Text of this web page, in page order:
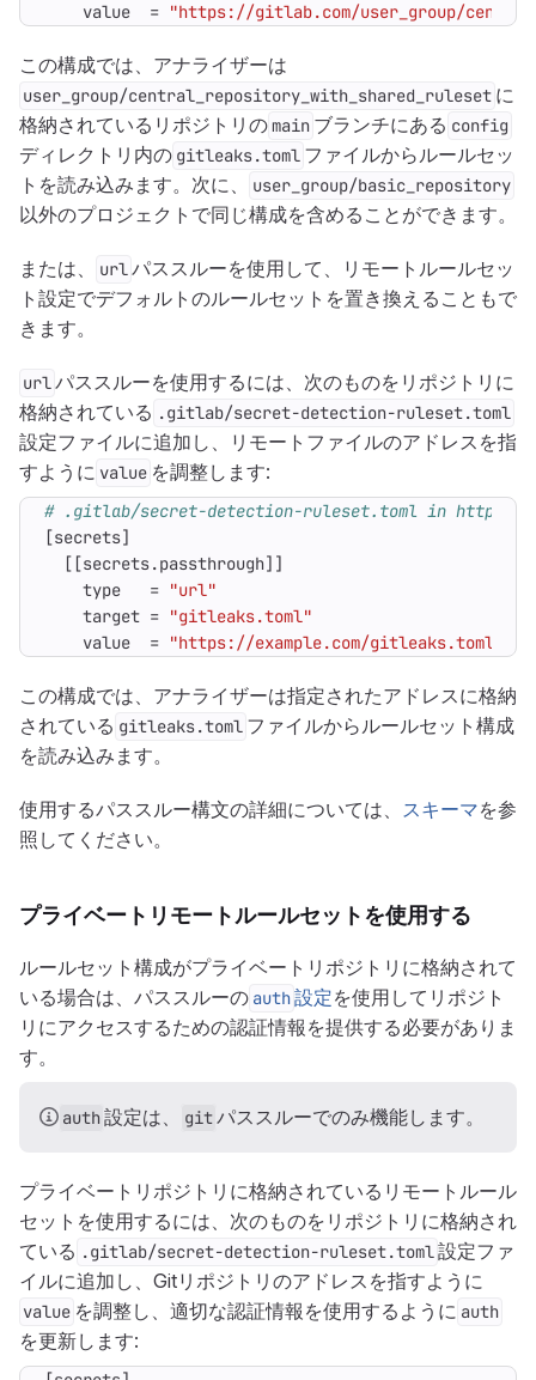
value
= "https://gitlab.com/user_group/
この構成では、アナライザーは
user_group/central_repository_with_shared_ruleset に
格納されているリポジトリのmain ブランチにある config
ディレクトリ内の gitleaks.toml ファイルからルールセッ
トを読み込みます。次に、
user_group/basic_repository
以外のプロジェクトで同じ構成を含めることができます。
または、 urlパススルーを使用して、リモートルールセッ
ト設定でデフォルトのルールセットを置き換えることもで
きます。
urlパススルーを使用するには、次のものをリポジトリに
格納されている .gitlab/secret-detection-ruleset.toml
設定ファイルに追加し、リモートファイルのアドレスを指
すように value を調整します:
# .gitlab/secret-detection-ruleset.toml in https://
[secrets]
[[secrets.passthrough]]
type
= "url"
target = "gitleaks.toml"
value
= "https://example.com/gitleaks.toml"
この構成では、アナライザーは指定されたアドレスに格納
されている gitleaks.toml ファイルからルールセット構成
を読み込みます。
使用するパススルー構文の詳細については、 スキーマを参
照してください。
プライベートリモートルールセットを使用する
ルールセット構成がプライベートリポジトリに格納されて
いる場合は、パススルーの auth設定を使用してリポジト
リにアクセスするための認証情報を提供する必要がありま
す。
auth設定は、 gitパススルーでのみ機能します。
プライベートリポジトリに格納されているリモートルール
セットを使用するには、次のものをリポジトリに格納され
ている .gitlab/secret-detection-ruleset.toml設定ファ
イルに追加し、Gitリポジトリのアドレスを指すように
value を調整し、適切な認証情報を使用するように auth
を更新します: